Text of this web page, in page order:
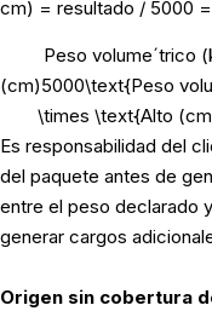
cm) = resultado / 5000
Peso volumeˊtrico
(cm)5000\text{Peso
\times \text{Alto
Es responsabilidad del
del paquete antes de
entre el peso declarado
generar cargos
Origen sin cobertura